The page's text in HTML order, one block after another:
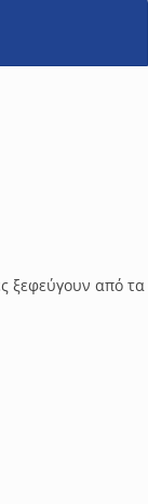
ξεφεύγουν από τα